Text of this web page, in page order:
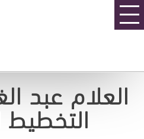
العلام عبد
التخطيط